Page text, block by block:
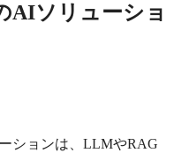
AIソリューショ
ションは、LLMやRAG